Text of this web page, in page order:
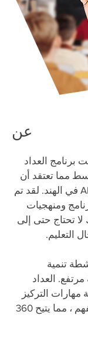
عن
برنامج العداد
مما تعتقد أن
تبدأ امتياز تعليم Abacus في الهند. لقد تم
ومنهجيات
لا تحتاج حتى إلى
التعليم.
تنمية
العداد
التركيز
والإبداع والاستماع والفهم ، مما يتيح 360